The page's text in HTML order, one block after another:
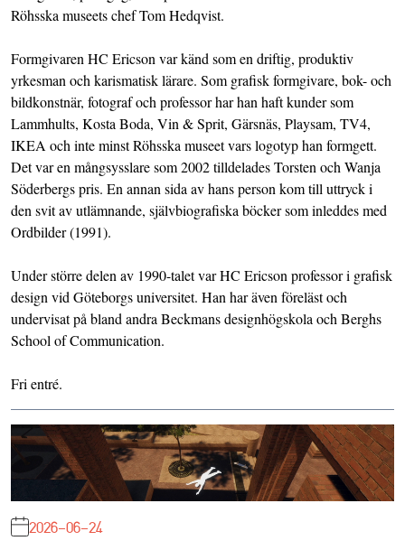
Röhsska museets chef Tom Hedqvist.
Formgivaren HC Ericson var känd som en driftig, produktiv
yrkesman och karismatisk lärare. Som grafisk formgivare, bok- och
bildkonstnär, fotograf och professor har han haft kunder som
Lammhults, Kosta Boda, Vin & Sprit, Gärsnäs, Playsam, TV4,
IKEA och inte minst Röhsska museet vars logotyp han formgett.
Det var en mångsysslare som 2002 tilldelades Torsten och Wanja
Söderbergs pris. En annan sida av hans person kom till uttryck i
den svit av utlämnande, självbiografiska böcker som inleddes med
Ordbilder (1991).
Under större delen av 1990-talet var HC Ericson professor i grafisk
design vid Göteborgs universitet. Han har även föreläst och
undervisat på bland andra Beckmans designhögskola och Berghs
School of Communication.
Fri entré.
2026-06-24